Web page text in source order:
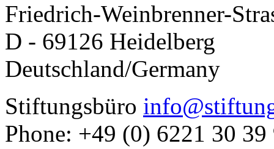
Friedrich-Weinbrenner-
D - 69126 Heidelberg
Deutschland/Germany
Stiftungsbüro
Phone: +49 (0) 6221 30 39